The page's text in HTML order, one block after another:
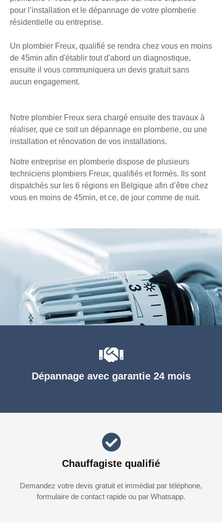
pour l’installation et le dépannage de votre plomberie
résidentielle ou entreprise.
Un plombier Freux, qualifié se rendra chez vous en moins
de 45min afin d'établir tout d'abord un diagnostique,
ensuite il vous communiquera un devis gratuit sans
aucun engagement.
Notre plombier Freux sera chargé ensuite des travaux à
réaliser, que ce soit un dépannage en plomberie, ou une
installation et rénovation de vos installations.
Notre entreprise en plomberie dispose de plusieurs
techniciens plombiers Freux, qualifiés et formés. Ils sont
dispatchés sur les 6 régions en Belgique afin d’être chez
vous en moins de 45min, et ce, de jour comme de nuit.
Dépannage avec garantie 24 mois
Chauffagiste qualifié
Demandez votre devis gratuit et immédiat par téléphone,
formulaire de contact rapide ou par Whatsapp.
Chauffage